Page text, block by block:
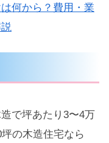
何から？費用・業
で坪あたり3〜4万
の木造住宅なら